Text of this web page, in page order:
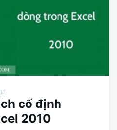
cố định
2010